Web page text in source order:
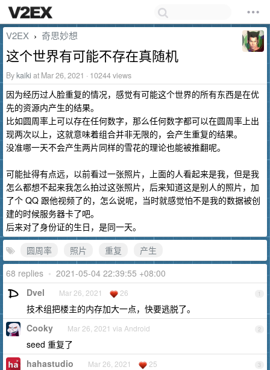
V2EX › 奇思妙想
这个世界有可能不存在真随机
Bykaiki at Mar 26, 2021 · 10244 views
因为经历过人脸重复的情况，感觉有可能这个世界的所有东西是在优
先的资源内产生的结果。
比如圆周率上可以存在任何数字，那么任何数字都可以在圆周率上出
现两次以上，这就意味着组合并非无限的，会产生重复的结果。
没准哪一天不会产生两片同样的雪花的理论也能被推翻呢。
可能扯得有点远，以前看过一张照片，上面的人看起来是我，但是我
怎么都想不起来我怎么拍过这张照片，后来知道这是别人的照片，加
了个 QQ 跟他视频了的，怎么说呢，当时就感觉怕不是我的数据被创
建的时候服务器卡了吧。
后来对了身份证的生日，是同一天。
圆周率
照片 重复
产生
68 replies • 2021-05-04 22:39:55 +08:00
1
Dvel Mar 26, 2021 26
技术组把楼主的内存加大一点，快要逃脱了。
2
Cooky Mar 26, 2021 via Android
seed 重复了
3
hahastudio Mar 26, 2021 25